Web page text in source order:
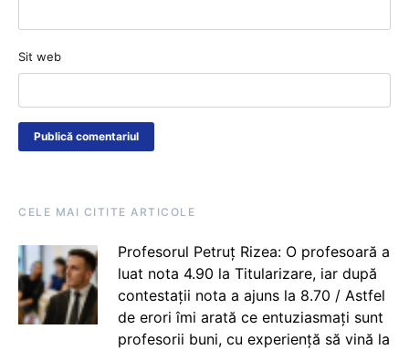
Sit web
CELE MAI CITITE ARTICOLE
Profesorul Petruț Rizea: O profesoară a
luat nota 4.90 la Titularizare, iar după
contestații nota a ajuns la 8.70 / Astfel
de erori îmi arată ce entuziasmați sunt
profesorii buni, cu experiență să vină la